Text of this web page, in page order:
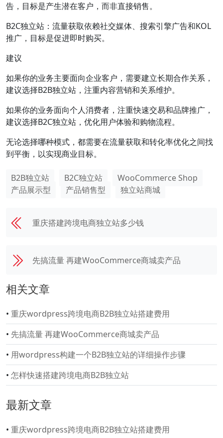
告，目标是产生潜在客户，而非直接销售。
B2C独立站：流量获取依赖社交媒体、搜索引擎广告和KOL
推广，目标是促进即时购买。
建议
如果你的业务主要面向企业客户，需要建立长期合作关系，
建议选择B2B独立站，注重内容营销和关系维护。
如果你的业务面向个人消费者，注重快速交易和品牌推广，
建议选择B2C独立站，优化用户体验和购物流程。
无论选择哪种模式，都需要在流量获取和转化率优化之间找
到平衡，以实现商业目标。
B2B独立站 B2C独立站
WooCommerce Shop
产品展示型
产品销售型 独立站商城
重庆搭建跨境电商独立站多少钱
先搞流量 再建WooCommerce商城卖产品
相关文章
• 重庆wordpress跨境电商B2B独立站搭建费用
• 先搞流量 再建WooCommerce商城卖产品
• 用wordpress构建一个B2B独立站的详细操作步骤
• 怎样快速搭建跨境电商B2B独立站
最新文章
• 重庆wordpress跨境电商B2B独立站搭建费用